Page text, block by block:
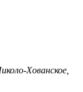
Хованское,